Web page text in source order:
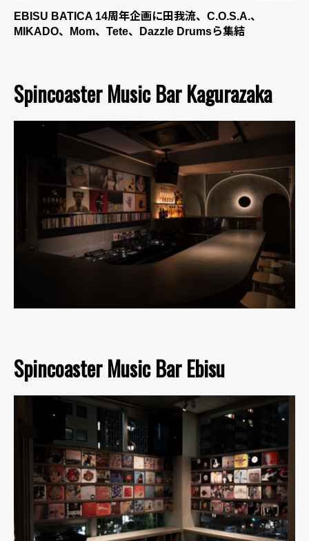
EBISU BATICA 14周年企画に田我流、C.O.S.A.、
MIKADO、Mom、Tete、Dazzle Drumsら集結
Spincoaster Music Bar Kagurazaka
Spincoaster Music Bar Ebisu